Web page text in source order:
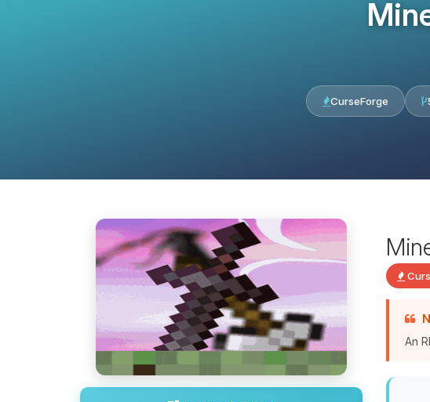
CurseForge
An